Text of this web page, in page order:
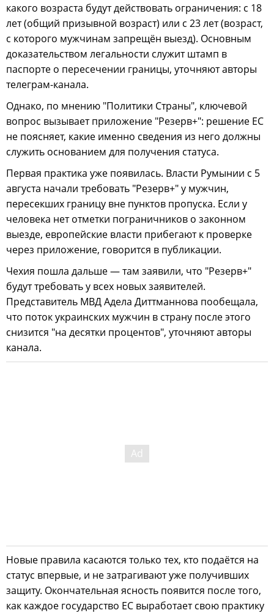
какого возраста будут действовать ограничения: с 18
лет (общий призывной возраст) или с 23 лет (возраст,
с которого мужчинам запрещён выезд). Основным
доказательством легальности служит штамп в
паспорте о пересечении границы, уточняют авторы
телеграм-канала.
Однако, по мнению "Политики Страны", ключевой
вопрос вызывает приложение "Резерв+": решение ЕС
не поясняет, какие именно сведения из него должны
служить основанием для получения статуса.
Первая практика уже появилась. Власти Румынии с 5
августа начали требовать "Резерв+" у мужчин,
пересекших границу вне пунктов пропуска. Если у
человека нет отметки пограничников о законном
выезде, европейские власти прибегают к проверке
через приложение, говорится в публикации.
Чехия пошла дальше — там заявили, что "Резерв+"
будут требовать у всех новых заявителей.
Представитель МВД Адела Диттманнова пообещала,
что поток украинских мужчин в страну после этого
снизится "на десятки процентов", уточняют авторы
канала.
Новые правила касаются только тех, кто подаётся на
статус впервые, и не затрагивают уже получивших
защиту. Окончательная ясность появится после того,
как каждое государство ЕС выработает свою практику